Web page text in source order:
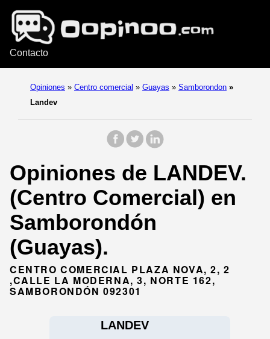
Contacto
Opiniones » Centro comercial » Guayas » Samborondon »
Landev
Opiniones de LANDEV.
(Centro Comercial) en
Samborondón
(Guayas).
CENTRO COMERCIAL PLAZA NOVA, 2, 2
,CALLE LA MODERNA, 3, NORTE 162,
SAMBORONDÓN 092301
LANDEV